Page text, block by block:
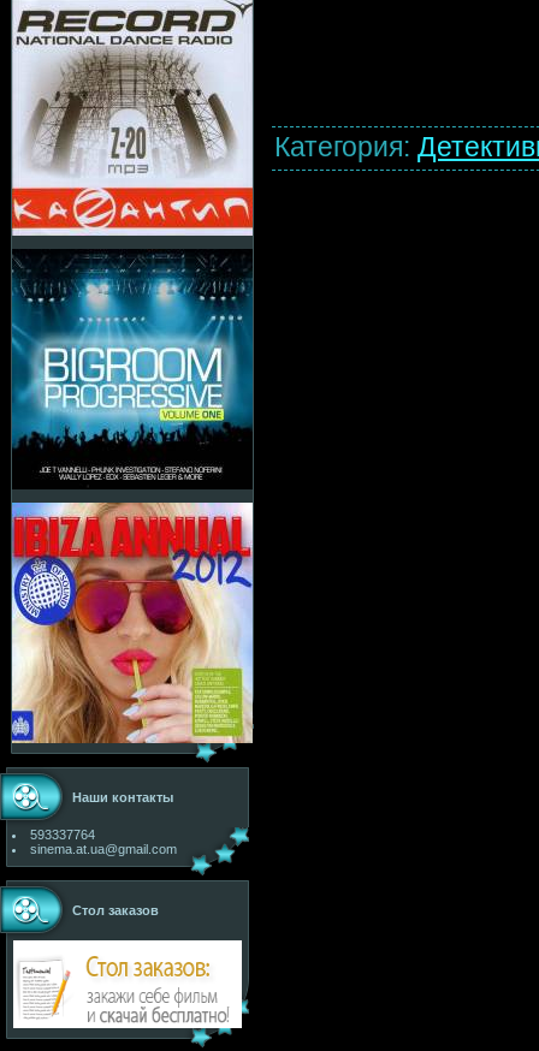
Наши контакты
593337764
sinema.at.ua@gmail.com
Стол заказов
Категория: